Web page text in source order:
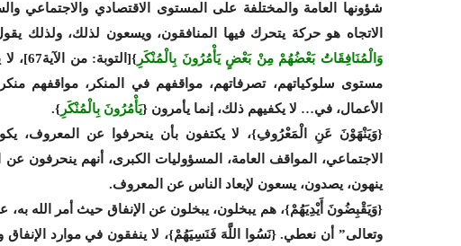
شؤونها العامة والمختلفة على المستوى الاقتصادي والاجتماعي
الاتجاه هو حركة يتحرك فيها المنافقون، ويسعون لذلك، ولذلك
وَالْمُنَافِقَاتُ بَعْضُهُمْ مِنْ بَعْضٍ يَأْمُرُونَ بِالْمُنْكَرِ
مستوى سلوكياتهم، تصرفاتهم، مواقفهم في المنكر، مواقفهم
الأعمال، في… لا يكفيهم ذلك، إنما يأمرون {يَأْمُرُونَ بِالْمُنْكَرِ }.
{وَيَنْهَوْنَ عَنِ الْمَعْرُوفِ}، لا يكتفون بأن ينحرفوا عن المعروف،
الاجتماعي، المواقف العامة، المسؤوليات الكبرى، أنهم ينحرفون
ينهون، يصدون، يسعون لإبعاد الناس عن المعروف.
{وَيَقْبِضُونَ أَيْدِيَهُمْ}، هم يبخلون، يبخلون عن الإنفاق حيث أمر الله به،
وتعالى” أن نعطي. {نَسُوا اللَّهَ فَنَسِيَهُمْ}، لا ينفقون في موارد الإنفاق